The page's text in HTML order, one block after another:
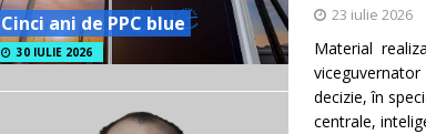
Cinci ani de PPC blue
30 IULIE 2026
23 iulie 2026
Material
viceguvernator
decizie, în
centrale,